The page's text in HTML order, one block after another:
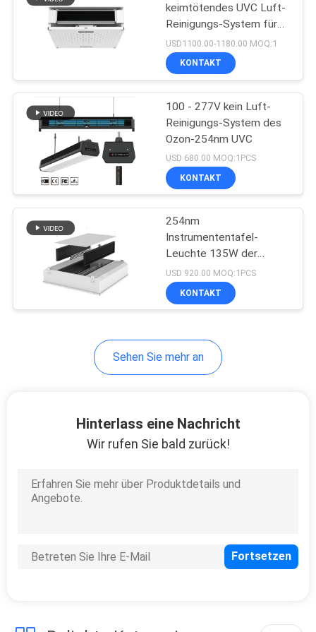
Keimtötendes
UVlicht LED
88
UVC Luft-
Reinigungs-System
Kurierender UVofen
Druckmaschine
keimtötendes UVC Luft-
Reinigungs-System für
Krankenhaus/Büro an
USD1100.00-1180.00 MOQ:1
KONTAKT
100 - 277V kein Luft-
Reinigungs-System des
Ozon-254nm UVC
USD 680.00 MOQ:1PCS
KONTAKT
254nm
Instrumententafel-
Leuchte 135W der
Decken-LED
Desinfektions-
Luftumwälzung
USD 920.00 MOQ:1PCS
KONTAKT
Sehen Sie mehr an
Hinterlass eine Nachricht
Wir rufen Sie bald zurück!